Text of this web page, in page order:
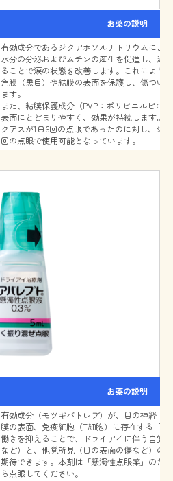
お薬の説明
有効成分であるジクアホソルナトリウムによ
水分の分泌およびムチンの産生を促進し、涙
ることで涙の状態を改善します。これにより
角膜（黒目）や結膜の表面を保護し、傷つい
ます。
また、粘膜保護成分（PVP：ポリビニルピロ
表面にとどまりやすく、効果が持続します。
クアスが1日6回の点眼であったのに対し、ジ
回の点眼で使用可能となっています。
お薬の説明
有効成分（モツギバトレプ）が、目の神経（
膜の表面、免疫細胞（T細胞）に存在する「
働きを抑えることで、ドライアイに伴う自覚
など）と、他覚所見（目の表面の傷など）の
期待できます。本剤は「懸濁性点眼薬」のた
ら点眼してください。